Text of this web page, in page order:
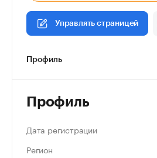
Управлять страницей
Профиль
Профиль
Дата регистрации
Регион